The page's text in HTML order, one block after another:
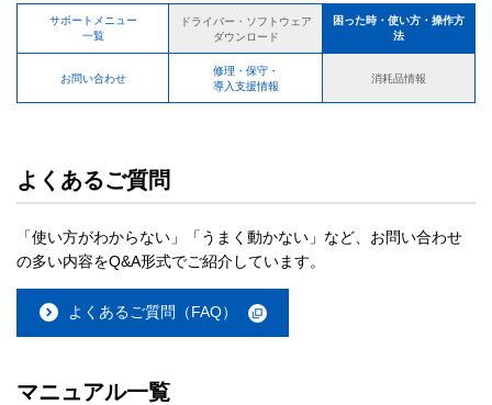
サポートメニュー
一覧
ドライバー・ソフトウェア
ダウンロード
困った時・使い方・操作方
法
お問い合わせ
修理・保守・
導入支援情報
消耗品情報
よくあるご質問
「使い方がわからない」「うまく動かない」など、お問い合わせ
の多い内容をQ&A形式でご紹介しています。
よくあるご質問（FAQ）
マニュアル一覧